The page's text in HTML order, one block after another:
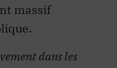
massif
dans les